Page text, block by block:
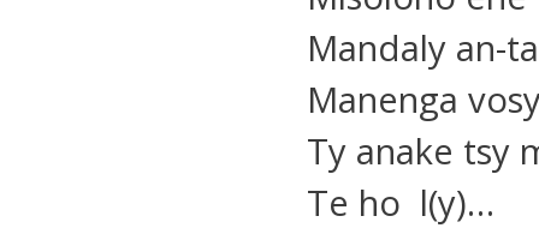
Mandaly an-
Manenga
Ty anake tsy
Te ho l(y)…